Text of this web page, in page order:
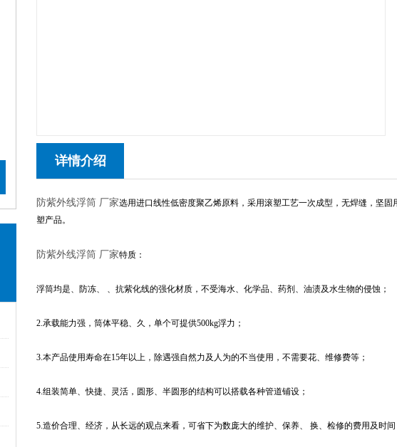
详情介绍
防紫外线浮筒 厂家选用进口线性低密度聚乙烯原料，采用滚塑工艺一次成型，无焊缝，坚
塑产品。
防紫外线浮筒 厂家特质：
浮筒均是、防冻、 、抗紫化线的强化材质，不受海水、化学品、药剂、油渍及水生物的侵蚀；
2.承载能力强，筒体平稳、久，单个可提供500kg浮力；
3.本产品使用寿命在15年以上，除遇强自然力及人为的不当使用，不需要花、维修费等；
4.组装简单、快捷、灵活，圆形、半圆形的结构可以搭载各种管道铺设；
5.造价合理、经济，从长远的观点来看，可省下为数庞大的维护、保养、 换、检修的费用及时